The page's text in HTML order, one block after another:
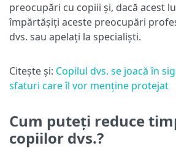
preocupări cu copiii și, dacă acest
împărtășiți aceste preocupări
dvs. sau apelați la specialiști.
Citește și: Copilul dvs. se joacă în
sfaturi care îl vor menține protejat
Cum puteți reduce
copiilor dvs.?